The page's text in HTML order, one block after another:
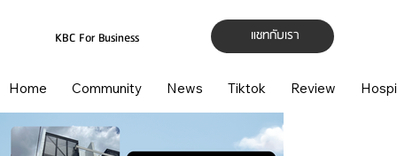
แชทกับเรา
KBC For Business
Home Community News Tiktok Review